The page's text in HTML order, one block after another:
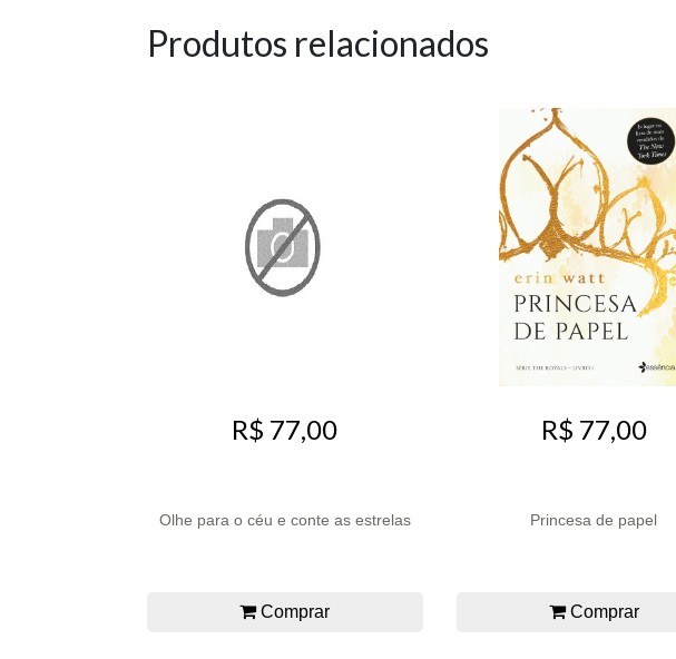
Produtos relacionados
R$ 77,00
Olhe para o céu e conte as estrelas
Comprar
R$ 77,00
Princesa de papel
Comprar